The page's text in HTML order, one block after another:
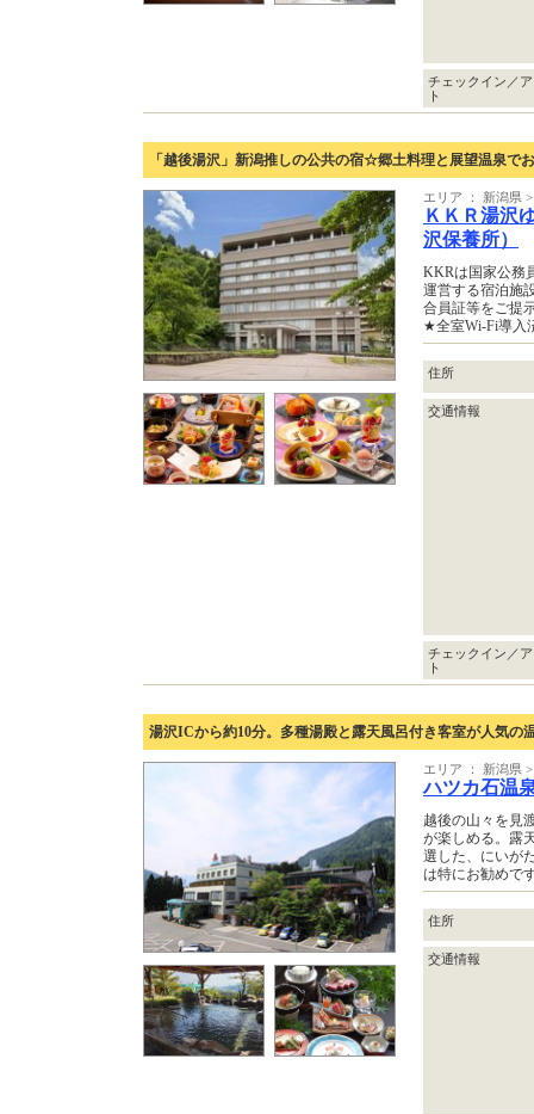
チェックイン／
ト
「越後湯沢」新潟推しの公共の宿☆郷土料理と展望温泉で
エリア ： 新潟県
ＫＫＲ湯沢
沢保養所）
KKRは国家公務
運営する宿泊施
合員証等をご提
★全室Wi-Fi導入
住所
交通情報
チェックイン／
ト
湯沢ICから約10分。多種湯殿と露天風呂付き客室が人気の
エリア ： 新潟県
ハツカ石温
越後の山々を見
が楽しめる。露
選した、にいが
は特にお勧めで
住所
交通情報